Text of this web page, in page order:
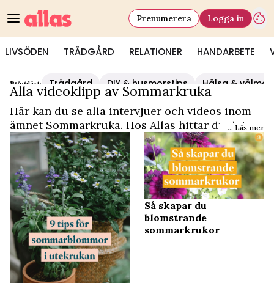
LIVSÖDEN TRÄDGÅRD RELATIONER HANDARBETE
Prenumerera Logga in
Populärt: Trädgård DIY & husmorstips Hälsa &
Video Start/Sommarkruka
Alla videoklipp av Sommarkruka
Här kan du se alla intervjuer och videos inom
ämnet Sommarkruka. Hos Allas hittar du det
och mycket mer.
... Läs mer
Så skapar du
blomstrande
sommarkrukor